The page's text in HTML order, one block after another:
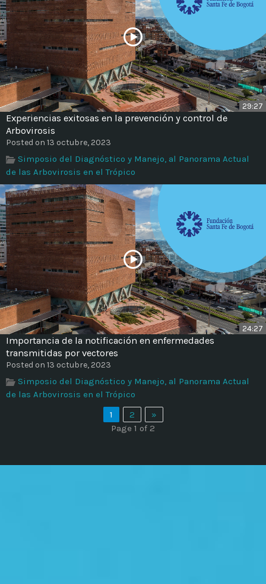
29:27
Experiencias exitosas en la prevención y control de
Arbovirosis
Posted on 13 octubre, 2023
Simposio del Diagnóstico y Manejo, al Panorama Actual
de las Arbovirosis en el Trópico
24:27
Importancia de la notificación en enfermedades
transmitidas por vectores
Posted on 13 octubre, 2023
Simposio del Diagnóstico y Manejo, al Panorama Actual
de las Arbovirosis en el Trópico
1
2
»
Page 1 of 2